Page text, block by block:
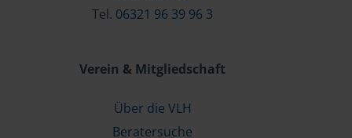
Tel. 06321 96 39 96 3
Verein & Mitgliedschaft
Über die VLH
Beratersuche